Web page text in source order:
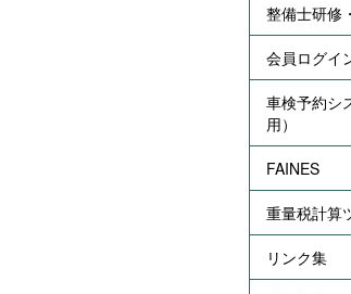
整備士研修
会員ログイ
車検予約シ
用）
FAINES
重量税計算
リンク集